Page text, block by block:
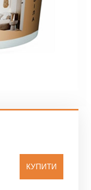
КУПИТИ